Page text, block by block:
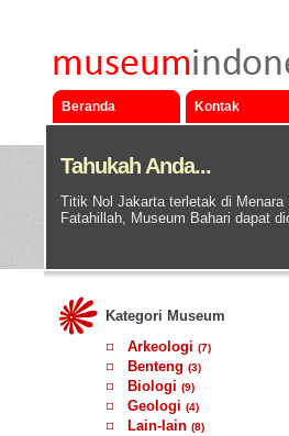
Beranda Kontak
Tahukah Anda...
Titik Nol Jakarta terletak di Menara
Fatahillah, Museum Bahari dapat
Kategori Museum
Arkeologi (7)
Benteng (3)
Biologi (9)
Geologi (4)
Lain-lain (8)